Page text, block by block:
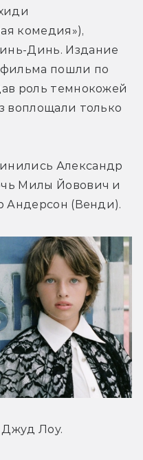
комедия»),
Динь. Издание
фильма пошли по
роль темнокожей
воплощали только
Александр
Милы Йовович и
Андерсон (Венди).
Джуд Лоу.